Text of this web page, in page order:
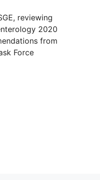
reviewing
2020
from
Force